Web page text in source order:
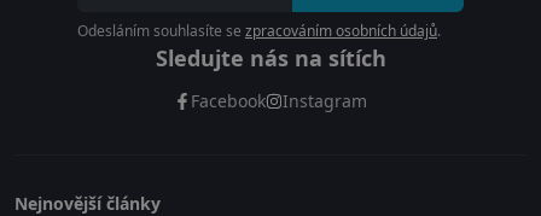
Odesláním souhlasíte se zpracováním osobních údajů.
Sledujte nás na sítích
Facebook Instagram
Nejnovější články